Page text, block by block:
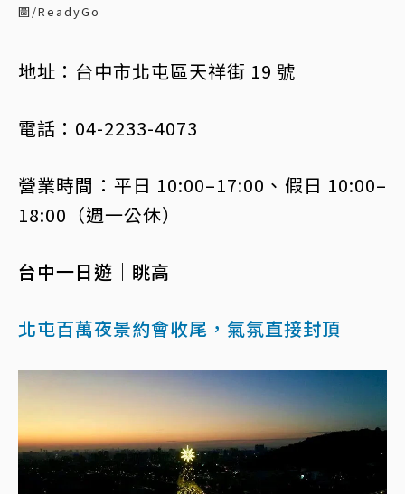
圖/ReadyGo
地址：台中市北屯區天祥街 19 號
電話：04-2233-4073
營業時間：平日 10:00–17:00、假日 10:00–
18:00（週一公休）
台中一日遊｜眺高
北屯百萬夜景約會收尾，氣氛直接封頂